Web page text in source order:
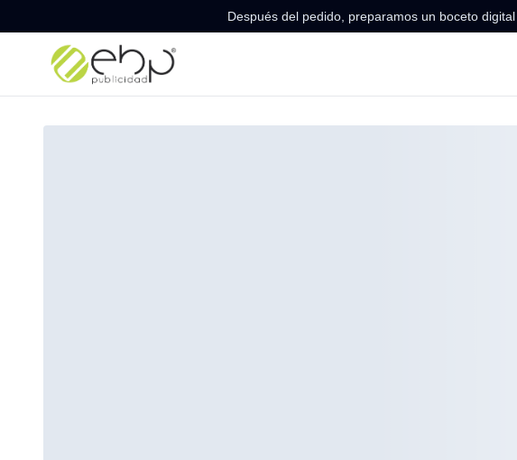
Después del pedido, preparamos un boceto